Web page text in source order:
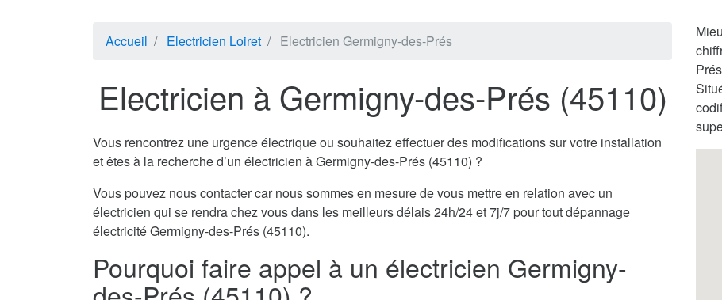
Accueil Electricien Loiret Electricien Germigny-des-Prés
Electricien à Germigny-des-Prés (45110)
Vous rencontrez une urgence électrique ou souhaitez effectuer des modifications sur votre installation
et êtes à la recherche d’un électricien à Germigny-des-Prés (45110) ?
Vous pouvez nous contacter car nous sommes en mesure de vous mettre en relation avec un
électricien qui se rendra chez vous dans les meilleurs délais 24h/24 et 7j/7 pour tout dépannage
électricité Germigny-des-Prés (45110).
Pourquoi faire appel à un électricien Germigny-